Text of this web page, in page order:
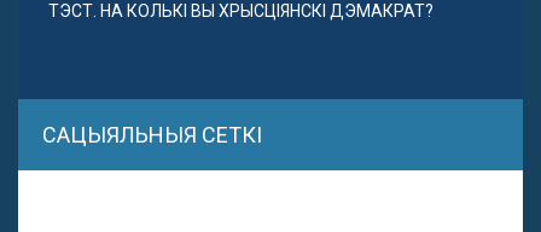
ТЭСТ. НА КОЛЬКІ ВЫ ХРЫСЦІЯНСКІ ДЭМАКРАТ?
САЦЫЯЛЬНЫЯ СЕТКІ